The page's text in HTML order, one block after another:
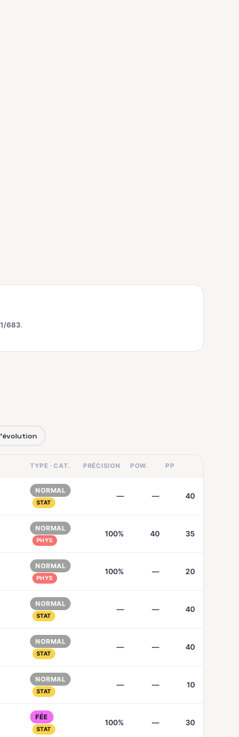
1/683.
TYPE · CAT. PRÉCISION POW. PP
NORMAL
STAT
— — 40
NORMAL
PHYS
100% 40 35
NORMAL
PHYS
100% — 20
NORMAL
STAT
— — 40
NORMAL
STAT
— — 40
NORMAL
STAT
— — 10
FÉE
STAT
100% — 30